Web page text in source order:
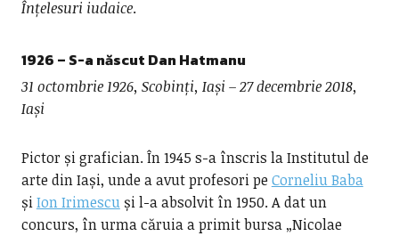
Înțelesuri iudaice.
1926 – S-a născut Dan Hatmanu
31 octombrie 1926, Scobinți, Iași – 27 decembrie 2018,
Iași
Pictor și grafician. În 1945 s-a înscris la Institutul de
arte din Iași, unde a avut profesori peCorneliu Baba
șiIon Irimescuși l-a absolvit în 1950. A dat un
concurs, în urma căruia a primit bursa „Nicolae